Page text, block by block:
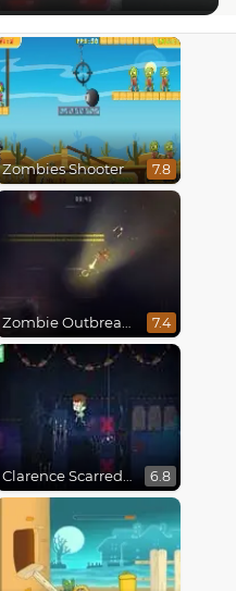
Zombies Shooter 7.8
Zombie Outbreak Arena 7.4
Clarence Scarred Silly 6.8